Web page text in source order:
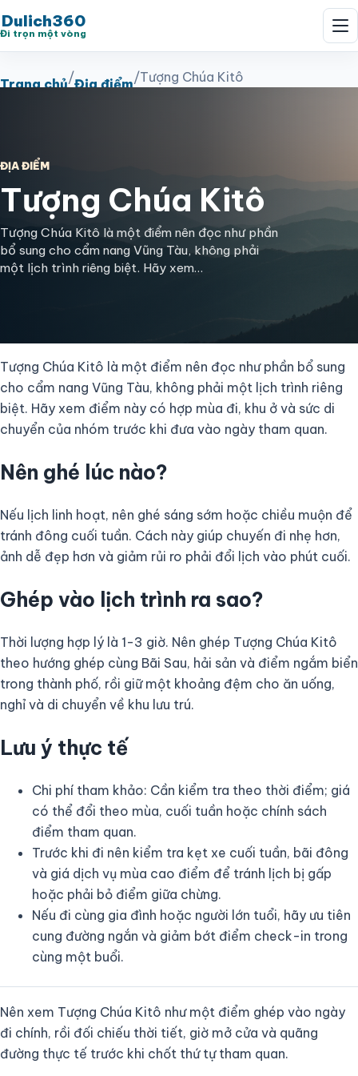
Dulich360
Đi trọn một vòng
Trang chủ/Địa điểm/Tượng Chúa Kitô
ĐỊA ĐIỂM
Tượng Chúa Kitô
Tượng Chúa Kitô là một điểm nên đọc như phần
bổ sung cho cẩm nang Vũng Tàu, không phải
một lịch trình riêng biệt. Hãy xem…
Tượng Chúa Kitô là một điểm nên đọc như phần bổ sung
cho cẩm nang Vũng Tàu, không phải một lịch trình riêng
biệt. Hãy xem điểm này có hợp mùa đi, khu ở và sức di
chuyển của nhóm trước khi đưa vào ngày tham quan.
Nên ghé lúc nào?
Nếu lịch linh hoạt, nên ghé sáng sớm hoặc chiều muộn để
tránh đông cuối tuần. Cách này giúp chuyến đi nhẹ hơn,
ảnh dễ đẹp hơn và giảm rủi ro phải đổi lịch vào phút cuối.
Ghép vào lịch trình ra sao?
Thời lượng hợp lý là 1-3 giờ. Nên ghép Tượng Chúa Kitô
theo hướng ghép cùng Bãi Sau, hải sản và điểm ngắm biển
trong thành phố, rồi giữ một khoảng đệm cho ăn uống,
nghỉ và di chuyển về khu lưu trú.
Lưu ý thực tế
Chi phí tham khảo: Cần kiểm tra theo thời điểm; giá
có thể đổi theo mùa, cuối tuần hoặc chính sách
điểm tham quan.
Trước khi đi nên kiểm tra kẹt xe cuối tuần, bãi đông
và giá dịch vụ mùa cao điểm để tránh lịch bị gấp
hoặc phải bỏ điểm giữa chừng.
Nếu đi cùng gia đình hoặc người lớn tuổi, hãy ưu tiên
cung đường ngắn và giảm bớt điểm check-in trong
cùng một buổi.
Nên xem Tượng Chúa Kitô như một điểm ghép vào ngày
đi chính, rồi đối chiếu thời tiết, giờ mở cửa và quãng
đường thực tế trước khi chốt thứ tự tham quan.